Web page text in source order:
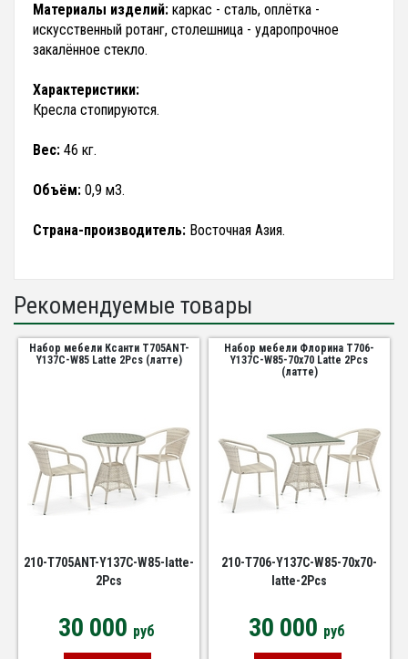
Материалы изделий: каркас - сталь, оплётка -
искусственный ротанг, столешница - ударопрочное
закалённое стекло.
Характеристики:
Кресла стопируются.
Вес: 46 кг.
Объём: 0,9 м3.
Страна-производитель: Восточная Азия.
Рекомендуемые товары
Набор мебели Ксанти T705ANT-
Y137C-W85 Latte 2Pcs (латте)
210-T705ANT-Y137C-W85-latte-
2Pcs
30 000 руб
Набор мебели Флорина T706-
Y137C-W85-70x70 Latte 2Pcs
(латте)
210-T706-Y137C-W85-70x70-
latte-2Pcs
30 000 руб